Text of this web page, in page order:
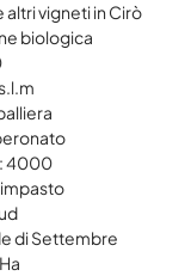
altri vigneti in Cirò
biologica
4000
di Settembre